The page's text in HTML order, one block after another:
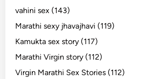
vahini sex (143)
Marathi sexy jhavajhavi (119)
Kamukta sex story (117)
Marathi Virgin story (112)
Virgin Marathi Sex Stories (112)